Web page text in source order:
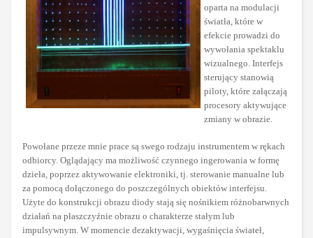
oparta na modulacji
światła, które w
efekcie prowadzi do
wywołania spektaklu
wizualnego. Interfejs
sterujący stanowią
piloty, które załączają
procesory aktywujące
zmiany w obrazie.
Powołane przeze mnie prace są swego rodzaju instrumentem w rękach
odbiorcy. Oglądający ma możliwość czynnego ingerowania w formę
dzieła, poprzez aktywowanie elektroniki, tj. sterowanie manualne lub
za pomocą dołączonego do poszczególnych obiektów interfejsu.
Użyte do konstrukcji obrazu diody stają się nośnikiem różnobarwnych
działań na płaszczyźnie obrazu o charakterze stałym lub
impulsywnym. W momencie dezaktywacji, wygaśnięcia świateł,